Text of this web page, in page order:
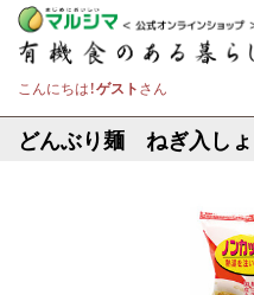
こんにちは！ゲストさん
どんぶり麺 ねぎ入し